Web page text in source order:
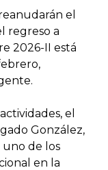
el
regreso a
2026-II está
el
González,
de los
en la